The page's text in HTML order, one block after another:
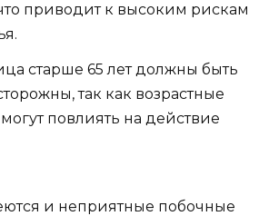
приводит к высоким рискам
старше 65 лет должны быть
так как возрастные
повлиять на действие
и неприятные побочные